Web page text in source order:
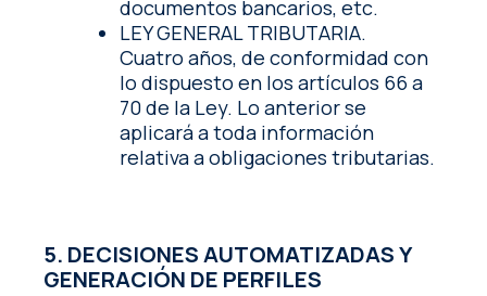
documentos bancarios, etc.
LEY GENERAL TRIBUTARIA.
Cuatro años, de conformidad con
lo dispuesto en los artículos 66 a
70 de la Ley. Lo anterior se
aplicará a toda información
relativa a obligaciones tributarias.
5. DECISIONES AUTOMATIZADAS Y
GENERACIÓN DE PERFILES